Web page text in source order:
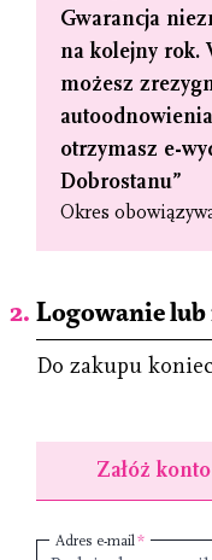
Gwarancja
na kolejny rok.
możesz
otrzymasz e-
Dobrostanu”
Okres
Logowanie lub
Do zakupu
Załóż konto
Adres e-mail